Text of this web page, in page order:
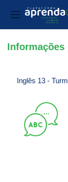
Painel lateral
Informações
Inglês 13 -